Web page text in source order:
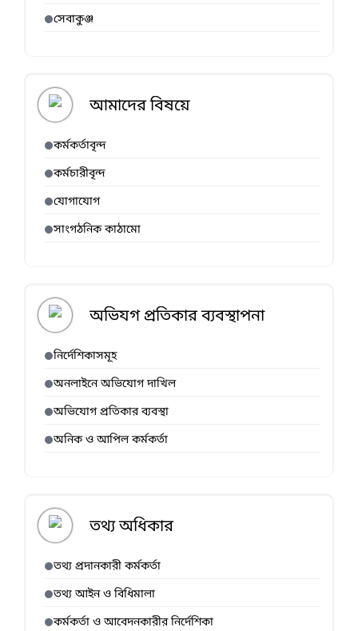
সেবাকুঞ্জ
আমাদের বিষয়ে
কর্মকর্তাবৃন্দ
কর্মচারীবৃন্দ
যোগাযোগ
সাংগঠনিক কাঠামো
অভিযগ প্রতিকার ব্যবস্থাপনা
নির্দেশিকাসমূহ
অনলাইনে অভিযোগ দাখিল
অভিযোগ প্রতিকার ব্যবস্থা
অনিক ও আপিল কর্মকর্তা
তথ্য অধিকার
তথ্য প্রদানকারী কর্মকর্তা
তথ্য আইন ও বিধিমালা
কর্মকর্তা ও আবেদনকারীর নির্দেশিকা